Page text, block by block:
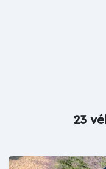
23